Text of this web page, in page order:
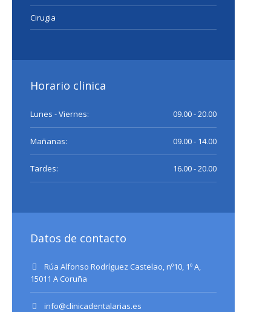
Cirugia
Horario clinica
Lunes - Viernes: 09.00 - 20.00
Mañanas: 09.00 - 14.00
Tardes: 16.00 - 20.00
Datos de contacto
Rúa Alfonso Rodríguez Castelao, nº10, 1º A,
15011 A Coruña
info@clinicadentalarias.es